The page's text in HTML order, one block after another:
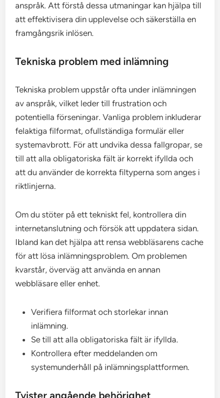
anspråk. Att förstå dessa utmaningar kan hjälpa till
att effektivisera din upplevelse och säkerställa en
framgångsrik inlösen.
Tekniska problem med inlämning
Tekniska problem uppstår ofta under inlämningen
av anspråk, vilket leder till frustration och
potentiella förseningar. Vanliga problem inkluderar
felaktiga filformat, ofullständiga formulär eller
systemavbrott. För att undvika dessa fallgropar, se
till att alla obligatoriska fält är korrekt ifyllda och
att du använder de korrekta filtyperna som anges i
riktlinjerna.
Om du stöter på ett tekniskt fel, kontrollera din
internetanslutning och försök att uppdatera sidan.
Ibland kan det hjälpa att rensa webbläsarens cache
för att lösa inlämningsproblem. Om problemen
kvarstår, överväg att använda en annan
webbläsare eller enhet.
Verifiera filformat och storlekar innan
inlämning.
Se till att alla obligatoriska fält är ifyllda.
Kontrollera efter meddelanden om
systemunderhåll på inlämningsplattformen.
Tvister angående behörighet